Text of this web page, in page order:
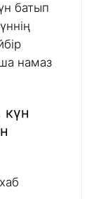
батып
намаз
күн